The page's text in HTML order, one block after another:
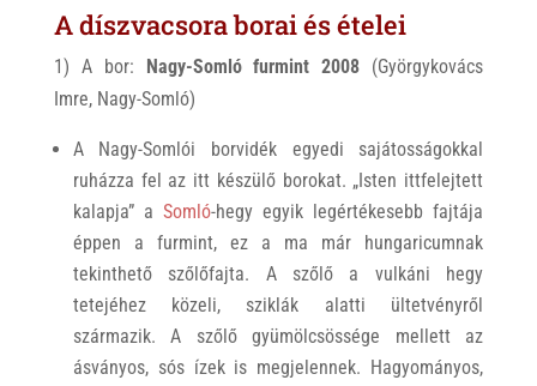
A díszvacsora borai és ételei
1) A bor: Nagy-Somló furmint 2008 (Györgykovács
Imre, Nagy-Somló)
A Nagy-Somlói borvidék egyedi sajátosságokkal
ruházza fel az itt készülő borokat. „Isten ittfelejtett
kalapja” a Somló-hegy egyik legértékesebb fajtája
éppen a furmint, ez a ma már hungaricumnak
tekinthető szőlőfajta. A szőlő a vulkáni hegy
tetejéhez közeli, sziklák alatti ültetvényről
származik. A szőlő gyümölcsössége mellett az
ásványos, sós ízek is megjelennek. Hagyományos,